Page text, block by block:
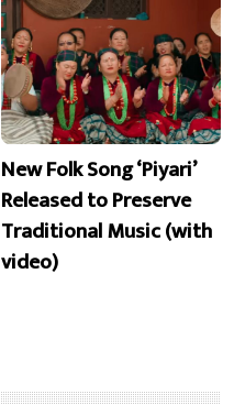
New Folk Song ‘Piyari’
Released to Preserve
Traditional Music (with
video)